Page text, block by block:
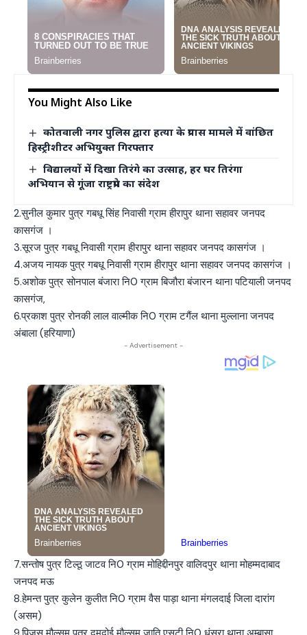
You Might Also Like
कोतवाली नगर पुलिस द्वारा हत्या के प्रयास मामले में वांछित
हिस्ट्रीशीटर अभियुक्त गिरफ्तार
विद्यालयों में दिखा तिरंगे का उत्साह, हर घर तिरंगा
अभियान से गूंजा राष्ट्रप्रेम का संदेश
2.सुनील कुमार पुत्र गबधू सिंह निवासी ग्राम हीरापुर थाना सहावर जनपद
कासगंज ।
3.सूरज पुत्र गबधू निवासी ग्राम हीरापुर थाना सहावर जनपद कासगंज ।
4.अजय नायक पुत्र गबधू निवासी ग्राम हीरापुर थाना सहावर जनपद कासगंज ।
5.अशोक पुत्र सोनपाल बंजारा नि0 ग्राम बिजौरा बंजारन थाना पटियाली जनपद
कासगंज,
6.प्रकाश पुत्र रोनकी लाल वाल्मीक नि0 ग्राम टगैंल थाना मुल्लाना जनपद
अंबाला (हरियाणा)
- Advertisement -
7.सन्तोष पुत्र टिल्ठू जाटव नि0 ग्राम मोहिद्दीनपुर वालिदपुर थाना मोहम्मदाबाद
जनपद मऊ
8.हेमन्त पुत्र कुलेन कुलीत नि0 ग्राम वैस पाड़ा थाना मंगलदाई जिला दारांग
(असम)